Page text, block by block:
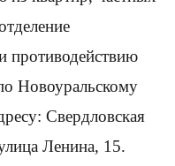
противодействию
Новоуральскому
Свердловская
Ленина, 15.